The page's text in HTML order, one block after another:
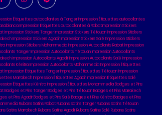
Étiquettes autocollantes à Tanger Impression Étiquettes autocollantes
Impression Étiquettes autocollantes à RabatImpression Stickers
Impression Stickers Tanger Impression Stickers Tétouan Impression Stickers
Impression Stickers Agadir Impression Stickers Salé Impression Stickers
Impression Stickers Mohammedia Impression Autocollants Rabat Impression
Tanger Impression Autocollants Tétouan Impression Autocollants
Impression Autocollants Agadir Impression Autocollants Salé Impression
Kénitra Impression Autocollants Mohammedia Impression Étiquettes
Impression Étiquettes Tanger Impression Étiquettes Tétouan Impression
Marrakech Impression Étiquettes Agadir Impression Étiquettes Salé
Étiquettes Kénitra Impression Étiquettes Mohammedia Badges et Pins
Badges et Pins Tanger Badges et Pins Tétouan Badges et Pins Marrakech
et Pins Agadir Badges et Pins Salé Badges et Pins Kénitra Badges et Pins
Rubans Satins Rabat Rubans Satins Tanger Rubans Satins Tétouan
Satins Marrakech Rubans Satins Agadir Rubans Satins Salé Rubans Satins